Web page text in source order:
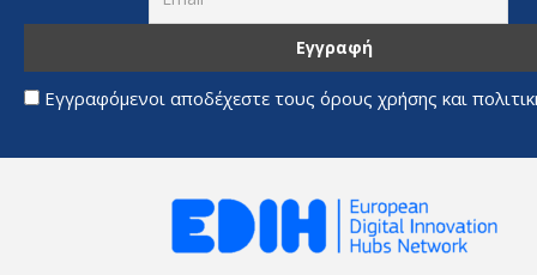
Εγγραφόμενοι αποδέχεστε τους όρους χρήσης και